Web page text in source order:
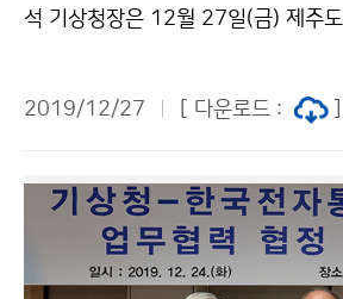
석 기상청장은 12월 27일(금) 제주
2019/12/27 [ 다운로드 :